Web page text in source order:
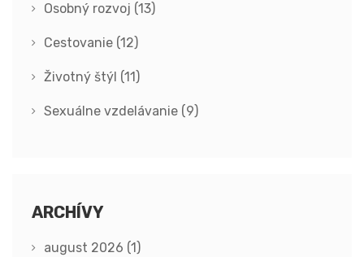
Osobný rozvoj (13)
Cestovanie (12)
Životný štýl (11)
Sexuálne vzdelávanie (9)
ARCHÍVY
august 2026 (1)